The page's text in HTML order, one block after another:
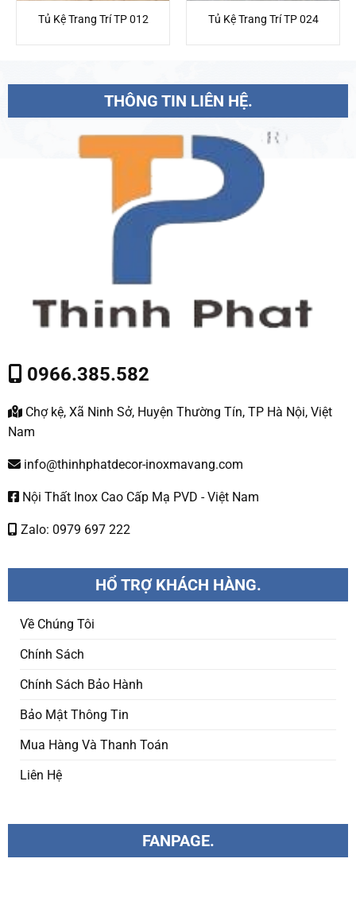
Tủ Kệ Trang Trí TP 012 Tủ Kệ Trang Trí TP 024
THÔNG TIN LIÊN HỆ.
0966.385.582
Chợ kệ, Xã Ninh Sở, Huyện Thường Tín, TP Hà Nội, Việt
Nam
info@thinhphatdecor-inoxmavang.com
Nội Thất Inox Cao Cấp Mạ PVD - Việt Nam
Zalo: 0979 697 222
HỔ TRỢ KHÁCH HÀNG.
Về Chúng Tôi
Chính Sách
Chính Sách Bảo Hành
Bảo Mật Thông Tin
Mua Hàng Và Thanh Toán
Liên Hệ
FANPAGE.